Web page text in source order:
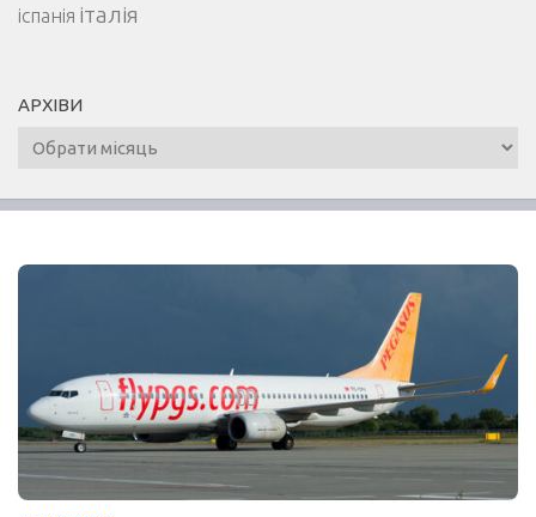
іспанія італія
АРХІВИ
Архіви